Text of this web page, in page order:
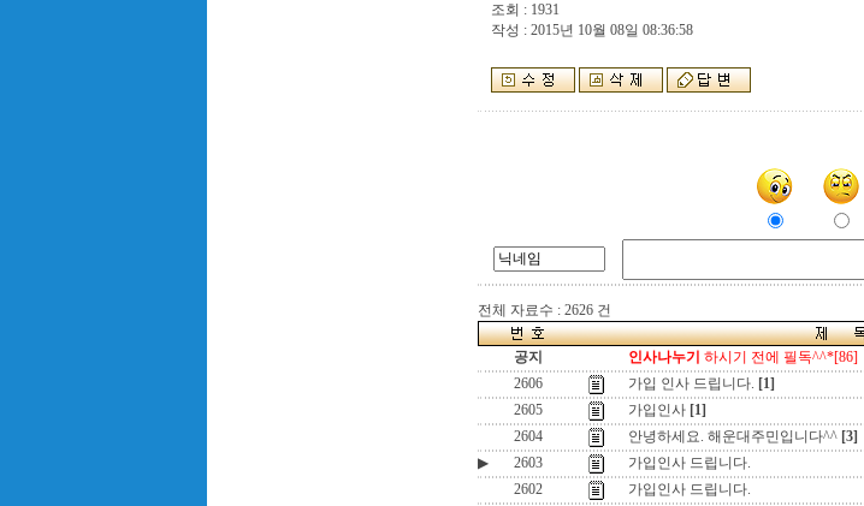
조회 : 1931
작성 : 2015년 10월 08일 08:36:58
전체 자료수 : 2626 건
공지 인사나누기 하시기 전에 필독^^*[86]
2606
가입 인사 드립니다. [1]
2605
가입인사 [1]
2604
안녕하세요. 해운대주민입니다^^ [3]
▶
2603 가입인사 드립니다.
2602
가입인사 드립니다.